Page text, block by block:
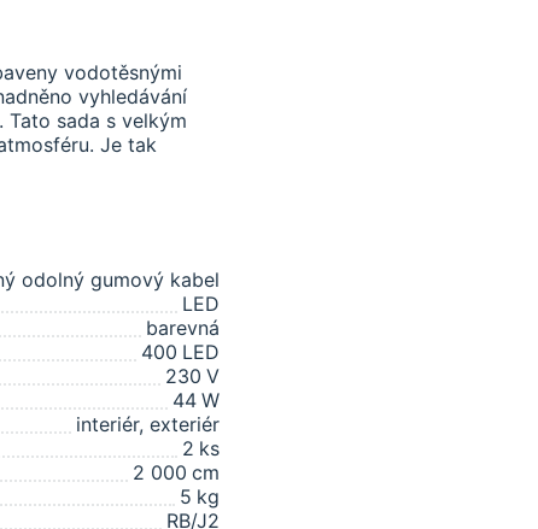
vodotěsnými
vyhledávání
Tato sada s velkým
Je tak
odolný gumový kabel
LED
barevná
400 LED
230 V
44 W
interiér, exteriér
2 ks
2 000 cm
5 kg
RB/J2